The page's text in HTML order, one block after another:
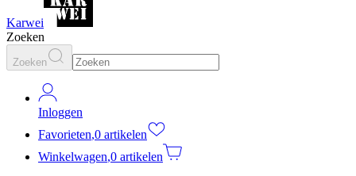
Karwei
Zoeken
Zoeken
Inloggen
Favorieten,0 artikelen
Winkelwagen,0 artikelen